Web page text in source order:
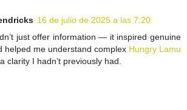
16 de julio de 2025 a las 7:20
just offer information — it inspired genuine
helped me understand complex Hungry Lamu
clarity I hadn’t previously had.